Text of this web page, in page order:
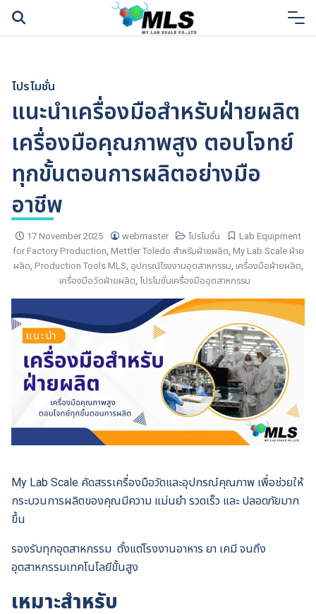
Skip
โปรโมชั่น
แนะนำเครื่องมือสำหรับฝ่ายผลิต
เครื่องมือคุณภาพสูง ตอบโจทย์
ทุกขั้นตอนการผลิตอย่างมือ
อาชีพ
17 November 2025 webmaster โปรโมชั่น
Lab Equipment
for Factory Production, Mettler Toledo สำหรับฝ่ายผลิต, My Lab Scale ฝ่าย
ผลิต, Production Tools MLS, อุปกรณ์โรงงานอุตสาหกรรม, เครื่องมือฝ่ายผลิต,
เครื่องมือวัดฝ่ายผลิต, โปรโมชั่นเครื่องมืออุตสาหกรรม
My Lab Scale คัดสรรเครื่องมือวัดและอุปกรณ์คุณภาพ เพื่อช่วยให้
กระบวนการผลิตของคุณมีความ แม่นยำ รวดเร็ว และ ปลอดภัยมาก
ขึ้น
รองรับทุกอุตสาหกรรม ตั้งแต่โรงงานอาหาร ยา เคมี จนถึง
อุตสาหกรรมเทคโนโลยีขั้นสูง
เหมาะสำหรับ